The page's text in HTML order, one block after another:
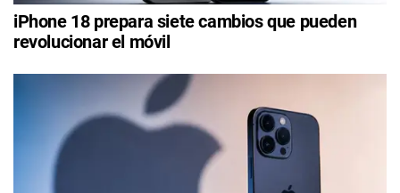
iPhone 18 prepara siete cambios que pueden
revolucionar el móvil